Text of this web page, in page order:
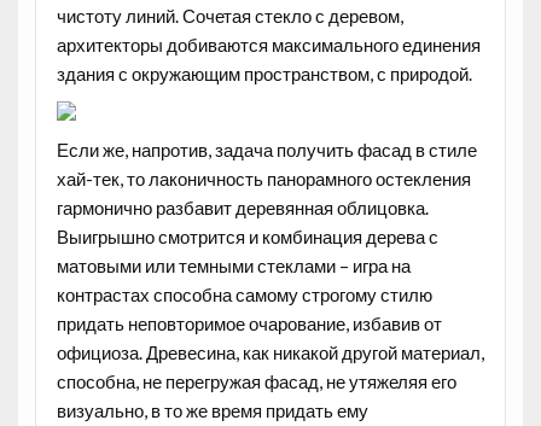
чистоту линий. Сочетая стекло с деревом,
архитекторы добиваются максимального единения
здания с окружающим пространством, с природой.
Если же, напротив, задача получить фасад в стиле
хай-тек, то лаконичность панорамного остекления
гармонично разбавит деревянная облицовка.
Выигрышно смотрится и комбинация дерева с
матовыми или темными стеклами – игра на
контрастах способна самому строгому стилю
придать неповторимое очарование, избавив от
официоза. Древесина, как никакой другой материал,
способна, не перегружая фасад, не утяжеляя его
визуально, в то же время придать ему